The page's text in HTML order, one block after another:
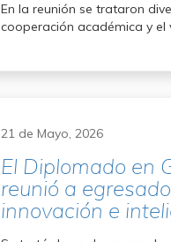
En la reunión se trataron
cooperación académica y el
21 de Mayo, 2026
El Diplomado en
reunió a
innovación e